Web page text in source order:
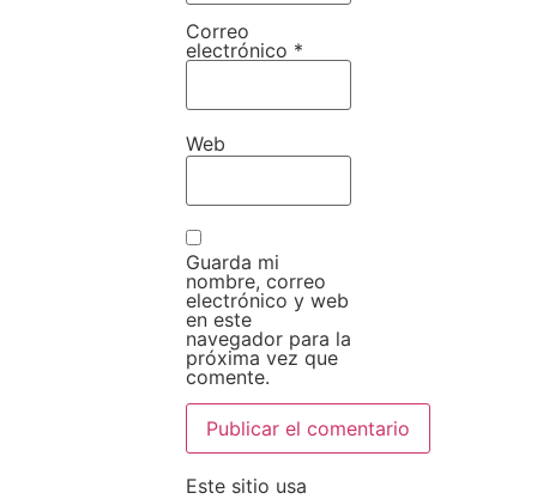
Correo
electrónico *
Web
Guarda mi
nombre, correo
electrónico y web
en este
navegador para la
próxima vez que
comente.
Este sitio usa